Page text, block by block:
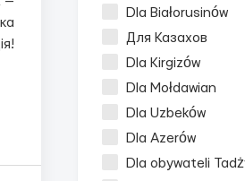
Dla Białorusinów
Для Казахов
Dla Kirgizów
Dla Mołdawian
Dla Uzbeków
Dla Azerów
Dla obywateli